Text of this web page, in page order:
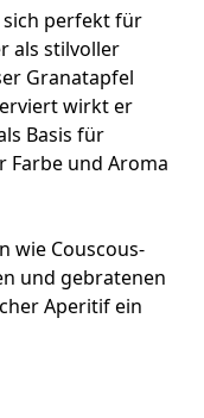
sich perfekt für
als stilvoller
Granatapfel
wirkt er
Basis für
Farbe und Aroma
wie Couscous-
und gebratenen
Aperitif ein